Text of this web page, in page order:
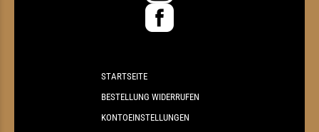
STARTSEITE
BESTELLUNG WIDERRUFEN
KONTOEINSTELLUNGEN